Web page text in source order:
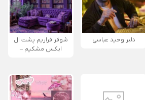
دلبر وحید عباسی
شوفر فراریم پشت ال
ایکس مشکیم –